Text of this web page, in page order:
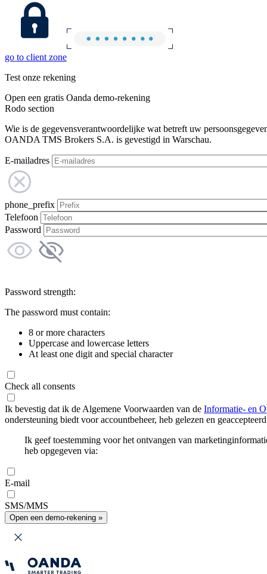
go to client zone
Test onze rekening
Open een gratis Oanda demo-rekening
Rodo section
Wie is de gegevensverantwoordelijke wat betreft uw
OANDA TMS Brokers S.A. is gevestigd in Warschau.
E-mailadres
phone_prefix
Telefoon
Password
Password strength:
The password must contain:
8 or more characters
Uppercase and lowercase letters
At least one digit and special character
Check all consents
Ik bevestig dat ik de Algemene Voorwaarden van de Informatie- en
ondersteuning biedt voor accountbeheer, heb gelezen en
Ik geef toestemming voor het ontvangen van
heb opgegeven via:
E-mail
SMS/MMS
Open een demo-rekening »